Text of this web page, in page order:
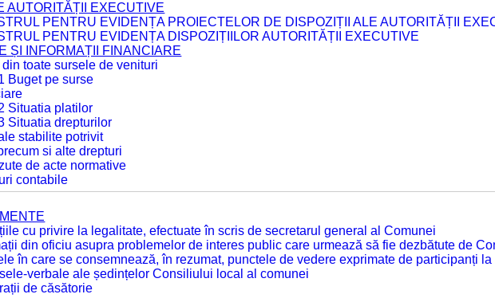
AUTORITĂȚII EXECUTIVE
PENTRU EVIDENȚA PROIECTELOR DE DISPOZIȚII ALE AUTORITĂȚII
PENTRU EVIDENȚA DISPOZIȚIILOR AUTORITĂȚII EXECUTIVE
ȘI INFORMAȚII FINANCIARE
toate sursele de venituri
Buget pe surse
Situatia platilor
Situatia drepturilor
stabilite potrivit
si alte drepturi
de acte normative
contabile
cu privire la legalitate, efectuate în scris de secretarul general al Comunei
din oficiu asupra problemelor de interes public care urmează să fie dezbătute de
în care se consemnează, în rezumat, punctele de vedere exprimate de participanți
verbale ale ședințelor Consiliului local al comunei
de căsătorie